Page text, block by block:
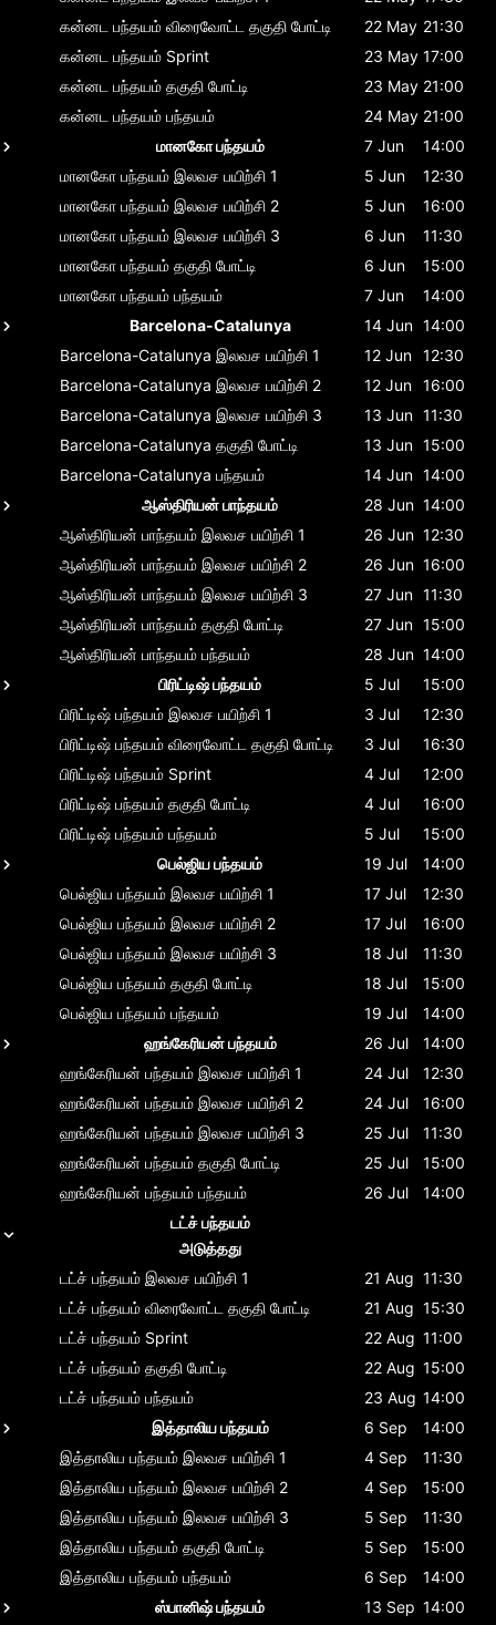
கன்னட பந்தயம் விரைவோட்ட தகுதி போட்டி 22 May 21:30
கன்னட பந்தயம் Sprint 23 May 17:00
கன்னட பந்தயம் தகுதி போட்டி 23 May 21:00
கன்னட பந்தயம் பந்தயம் 24 May 21:00
மானகோ பந்தயம்
7 Jun
14:00
மானகோ பந்தயம் இலவச பயிற்சி 1 5 Jun
12:30
மானகோ பந்தயம் இலவச பயிற்சி 2 5 Jun
16:00
மானகோ பந்தயம் இலவச பயிற்சி 3 6 Jun
11:30
மானகோ பந்தயம் தகுதி போட்டி 6 Jun
15:00
மானகோ பந்தயம் பந்தயம் 7 Jun
14:00
Barcelona-Catalunya
14 Jun 14:00
Barcelona-Catalunya இலவச பயிற்சி 1 12 Jun 12:30
Barcelona-Catalunya இலவச பயிற்சி 2 12 Jun 16:00
Barcelona-Catalunya இலவச பயிற்சி 3 13 Jun 11:30
Barcelona-Catalunya தகுதி போட்டி 13 Jun 15:00
Barcelona-Catalunya பந்தயம் 14 Jun 14:00
ஆஸ்திரியன் பாந்தயம்
28 Jun 14:00
ஆஸ்திரியன் பாந்தயம் இலவச பயிற்சி 1 26 Jun 12:30
ஆஸ்திரியன் பாந்தயம் இலவச பயிற்சி 2 26 Jun 16:00
ஆஸ்திரியன் பாந்தயம் இலவச பயிற்சி 3 27 Jun 11:30
ஆஸ்திரியன் பாந்தயம் தகுதி போட்டி 27 Jun 15:00
ஆஸ்திரியன் பாந்தயம் பந்தயம் 28 Jun 14:00
பிரிட்டிஷ் பந்தயம்
5 Jul
15:00
பிரிட்டிஷ் பந்தயம் இலவச பயிற்சி 1 3 Jul
12:30
பிரிட்டிஷ் பந்தயம் விரைவோட்ட தகுதி போட்டி 3 Jul
16:30
பிரிட்டிஷ் பந்தயம் Sprint 4 Jul
12:00
பிரிட்டிஷ் பந்தயம் தகுதி போட்டி 4 Jul
16:00
பிரிட்டிஷ் பந்தயம் பந்தயம் 5 Jul
15:00
பெல்ஜிய பந்தயம்
19 Jul
14:00
பெல்ஜிய பந்தயம் இலவச பயிற்சி 1 17 Jul
12:30
பெல்ஜிய பந்தயம் இலவச பயிற்சி 2 17 Jul
16:00
பெல்ஜிய பந்தயம் இலவச பயிற்சி 3 18 Jul
11:30
பெல்ஜிய பந்தயம் தகுதி போட்டி 18 Jul
15:00
பெல்ஜிய பந்தயம் பந்தயம் 19 Jul
14:00
ஹங்கேரியன் பந்தயம்
26 Jul
14:00
ஹங்கேரியன் பந்தயம் இலவச பயிற்சி 1 24 Jul
12:30
ஹங்கேரியன் பந்தயம் இலவச பயிற்சி 2 24 Jul
16:00
ஹங்கேரியன் பந்தயம் இலவச பயிற்சி 3 25 Jul
11:30
ஹங்கேரியன் பந்தயம் தகுதி போட்டி 25 Jul
15:00
ஹங்கேரியன் பந்தயம் பந்தயம் 26 Jul
14:00
டட்ச் பந்தயம்
அடுத்தது
டட்ச் பந்தயம் இலவச பயிற்சி 1 21 Aug 11:30
டட்ச் பந்தயம் விரைவோட்ட தகுதி போட்டி 21 Aug 15:30
டட்ச் பந்தயம் Sprint 22 Aug 11:00
டட்ச் பந்தயம் தகுதி போட்டி 22 Aug 15:00
டட்ச் பந்தயம் பந்தயம் 23 Aug 14:00
இத்தாலிய பந்தயம்
6 Sep
14:00
இத்தாலிய பந்தயம் இலவச பயிற்சி 1 4 Sep
11:30
இத்தாலிய பந்தயம் இலவச பயிற்சி 2 4 Sep
15:00
இத்தாலிய பந்தயம் இலவச பயிற்சி 3 5 Sep
11:30
இத்தாலிய பந்தயம் தகுதி போட்டி 5 Sep
15:00
இத்தாலிய பந்தயம் பந்தயம் 6 Sep
14:00
ஸ்பானிஷ் பந்தயம்
13 Sep 14:00